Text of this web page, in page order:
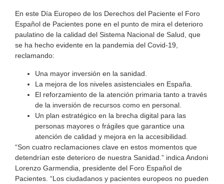
En este Día Europeo de los Derechos del Paciente el Foro
Español de Pacientes pone en el punto de mira el deterioro
paulatino de la calidad del Sistema Nacional de Salud, que
se ha hecho evidente en la pandemia del Covid-19,
reclamando:
Una mayor inversión en la sanidad.
La mejora de los niveles asistenciales en España.
El reforzamiento de la atención primaria tanto a través
de la inversión de recursos como en personal.
Un plan estratégico en la brecha digital para las
personas mayores o frágiles que garantice una
atención de calidad y mejora en la accesibilidad.
“Son cuatro reclamaciones clave en estos momentos que
detendrían este deterioro de nuestra Sanidad.” indica Andoni
Lorenzo Garmendia, presidente del Foro Español de
Pacientes. “Los ciudadanos y pacientes europeos no pueden